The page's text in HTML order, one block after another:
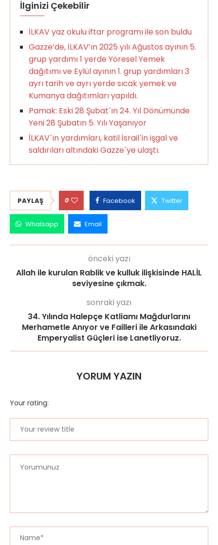
İlginizi Çekebilir
İLKAV yaz okulu iftar programı ile son buldu
Gazze’de, İLKAV’ın 2025 yılı Ağustos ayının 5.
grup yardımı 1 yerde Yöresel Yemek
dağıtımı ve Eylül ayının 1. grup yardımları 3
ayrı tarih ve ayrı yerde sıcak yemek ve
Kumanya dağıtımları yapıldı.
Pamak: Eski 28 Şubat´ın 24. Yıl Dönümünde
Yeni 28 Şubatın 5. Yılı Yaşanıyor
İLKAV´ın yardımları, katil İsrail´in işgal ve
saldırıları altındaki Gazze´ye ulaştı.
PAYLAŞ 0 Facebook Twitter
Whatsapp Email
önceki yazı
Allah ile kurulan Rablik ve kulluk ilişkisinde HALİL
seviyesine çıkmak.
sonraki yazı
34. Yılında Halepçe Katliamı Mağdurlarını
Merhametle Anıyor ve Failleri ile Arkasındaki
Emperyalist Güçleri ise Lanetliyoruz.
YORUM YAZIN
Your rating: